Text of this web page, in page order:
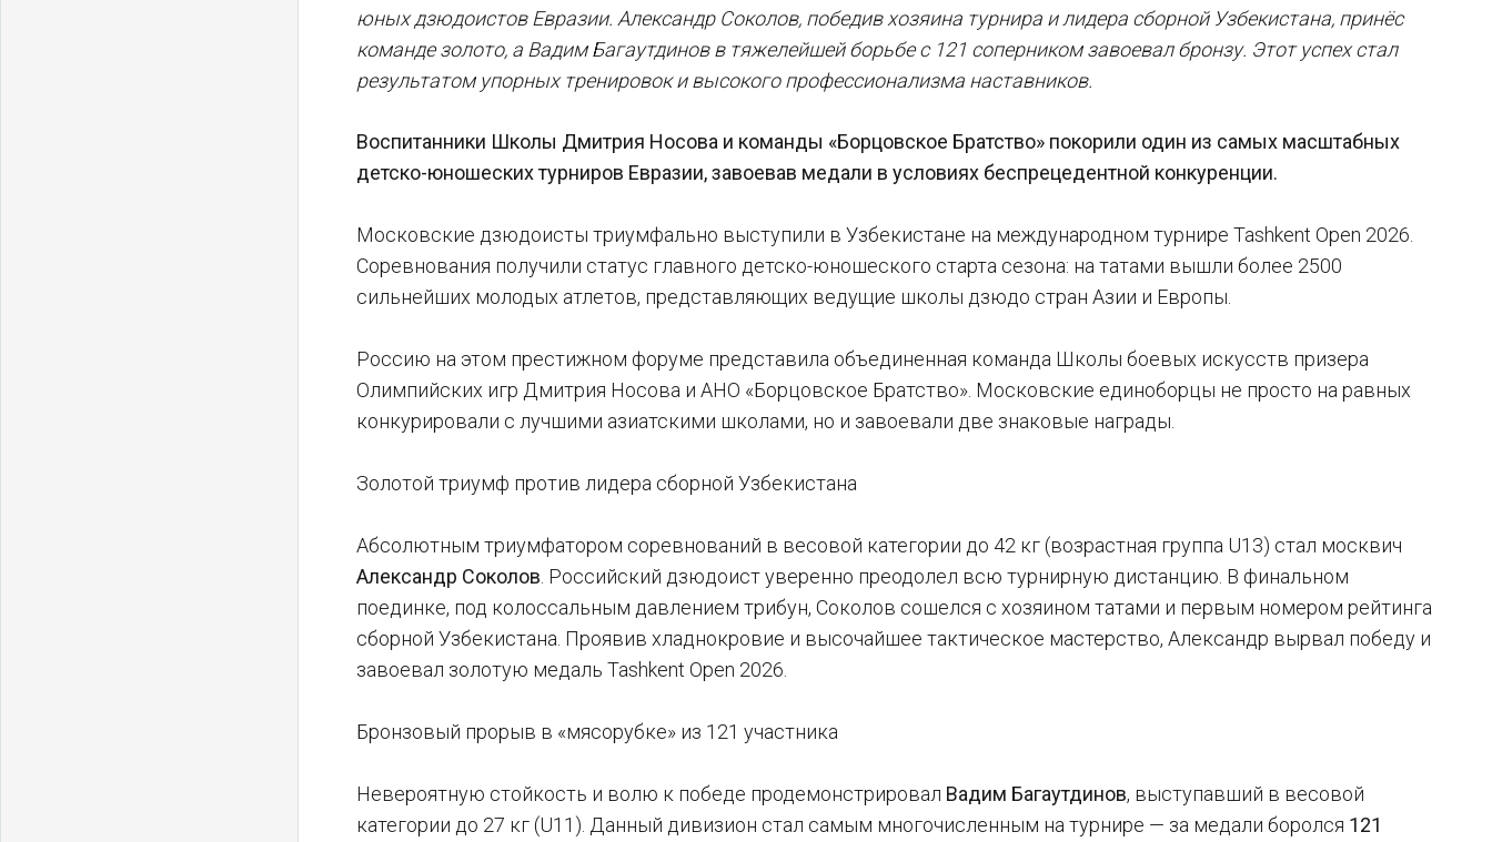
юных дзюдоистов Евразии. Александр Соколов, победив хозяина турнира и лидера сборной Узбекистана, принёс
команде золото, а Вадим Багаутдинов в тяжелейшей борьбе с 121 соперником завоевал бронзу. Этот успех стал
результатом упорных тренировок и высокого профессионализма наставников.
Воспитанники Школы Дмитрия Носова и команды «Борцовское Братство» покорили один из самых масштабных
детско-юношеских турниров Евразии, завоевав медали в условиях беспрецедентной конкуренции.
Московские дзюдоисты триумфально выступили в Узбекистане на международном турнире Tashkent Open 2026.
Соревнования получили статус главного детско-юношеского старта сезона: на татами вышли более 2500
сильнейших молодых атлетов, представляющих ведущие школы дзюдо стран Азии и Европы.
Россию на этом престижном форуме представила объединенная команда Школы боевых искусств призера
Олимпийских игр Дмитрия Носова и АНО «Борцовское Братство». Московские единоборцы не просто на равных
конкурировали с лучшими азиатскими школами, но и завоевали две знаковые награды.
Золотой триумф против лидера сборной Узбекистана
Абсолютным триумфатором соревнований в весовой категории до 42 кг (возрастная группа U13) стал москвич
Александр Соколов . Российский дзюдоист уверенно преодолел всю турнирную дистанцию. В финальном
поединке, под колоссальным давлением трибун, Соколов сошелся с хозяином татами и первым номером рейтинга
сборной Узбекистана. Проявив хладнокровие и высочайшее тактическое мастерство, Александр вырвал победу и
завоевал золотую медаль Tashkent Open 2026.
Бронзовый прорыв в «мясорубке» из 121 участника
Невероятную стойкость и волю к победе продемонстрировал Вадим Багаутдинов, выступавший в весовой
категории до 27 кг (U11). Данный дивизион стал самым многочисленным на турнире — за медали боролся 121